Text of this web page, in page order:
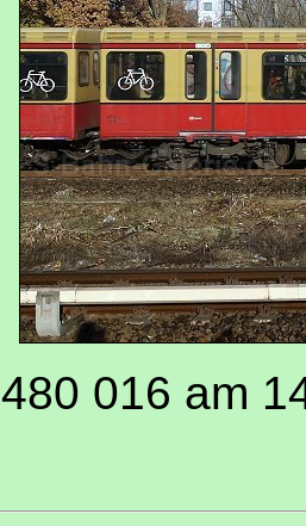
480 016 am